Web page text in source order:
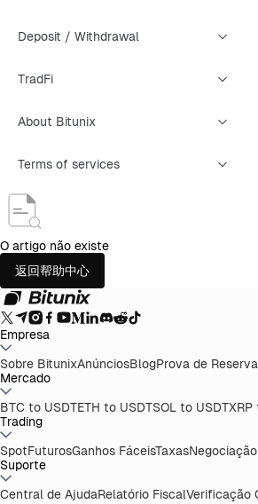
Deposit / Withdrawal
TradFi
About Bitunix
Terms of services
O artigo não existe
返回帮助中心
Empresa
Sobre BitunixAnúnciosBlogProva de
Mercado
BTC to USDTETH to USDTSOL to USDTXRP
Trading
SpotFuturosGanhos FáceisTaxas
Suporte
Central de AjudaRelatório FiscalVerificação